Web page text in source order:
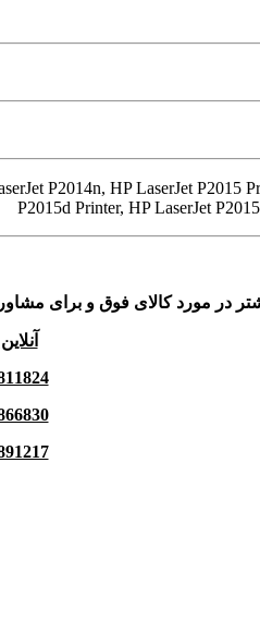
P2014n, HP LaserJet P2015
P2015d Printer, HP LaserJet
در مورد کالای فوق و برای